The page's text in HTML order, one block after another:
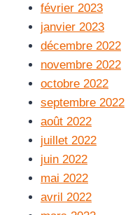
février 2023
janvier 2023
décembre 2022
novembre 2022
octobre 2022
septembre 2022
août 2022
juillet 2022
juin 2022
mai 2022
avril 2022